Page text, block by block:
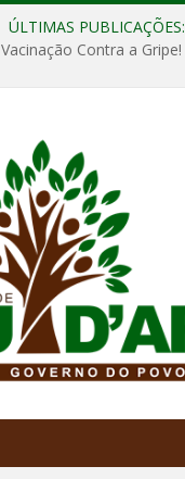
ÚLTIMAS PUBLICAÇÕES:
Vacinação Contra a Gripe!